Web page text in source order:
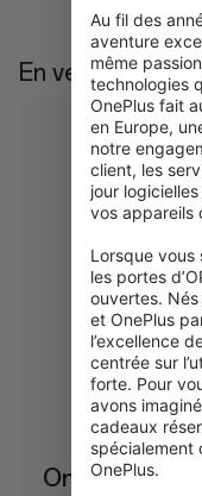
En vente chaude
OnePlus 15
Au fil des
aventure
même
technologies
OnePlus fait
en Europe,
notre
client, les
jour
vos appareils
Lorsque vous
les portes
ouvertes. Nés
et OnePlus
l’excellence
centrée sur
forte. Pour
avons
cadeaux
spécialement
OnePlus.